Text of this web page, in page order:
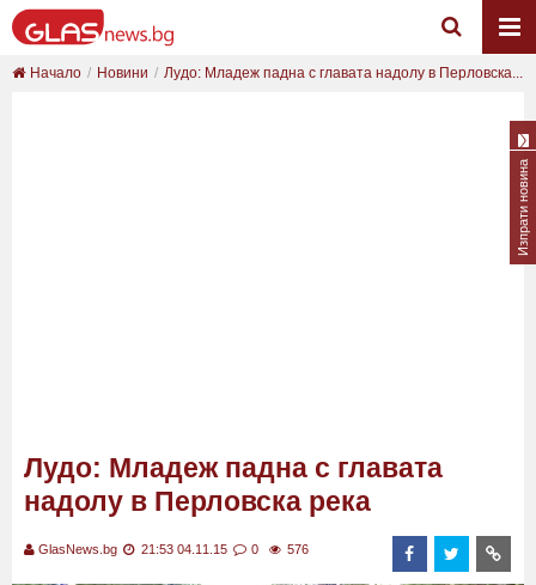
Начало Новини Лудо: Младеж падна с главата надолу в Перловска...
Лудо: Младеж падна с главата
надолу в Перловска река
GlasNews.bg 21:53 04.11.15 0 576
Изпрати новина